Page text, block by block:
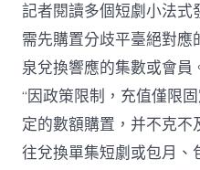
記者閱讀多個短劇小法
需先購置分歧平臺絕對
泉兌換響應的集數或會員
“因政策限制，充值僅限
定的數額購置，并不克
往兌換單集短劇或包月